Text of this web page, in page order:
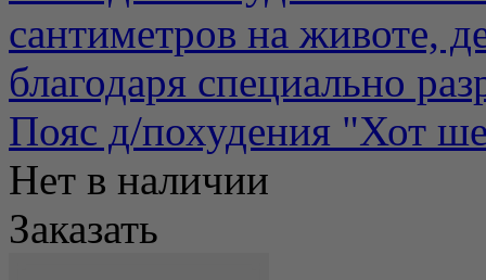
сантиметров на животе,
благодаря специально
Пояс д/похудения "Хот
Нет в наличии
Заказать